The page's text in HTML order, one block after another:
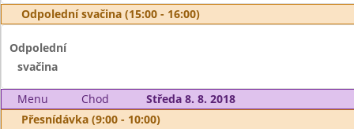
Odpolední svačina (15:00 - 16:00)
Odpolední
svačina
Menu Chod
Středa 8. 8. 2018
Přesnídávka (9:00 - 10:00)